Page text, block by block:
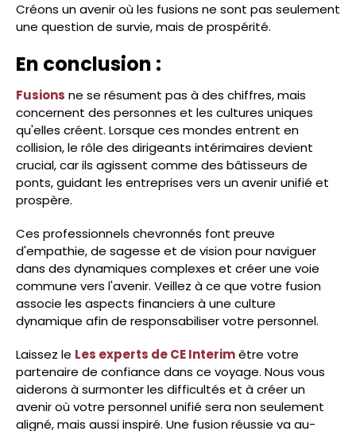
Créons un avenir où les fusions ne sont pas seulement
une question de survie, mais de prospérité.
En conclusion :
Fusions ne se résument pas à des chiffres, mais
concernent des personnes et les cultures uniques
qu'elles créent. Lorsque ces mondes entrent en
collision, le rôle des dirigeants intérimaires devient
crucial, car ils agissent comme des bâtisseurs de
ponts, guidant les entreprises vers un avenir unifié et
prospère.
Ces professionnels chevronnés font preuve
d'empathie, de sagesse et de vision pour naviguer
dans des dynamiques complexes et créer une voie
commune vers l'avenir. Veillez à ce que votre fusion
associe les aspects financiers à une culture
dynamique afin de responsabiliser votre personnel.
Laissez le Les experts de CE Interimêtre votre
partenaire de confiance dans ce voyage. Nous vous
aiderons à surmonter les difficultés et à créer un
avenir où votre personnel unifié sera non seulement
aligné, mais aussi inspiré. Une fusion réussie va au-